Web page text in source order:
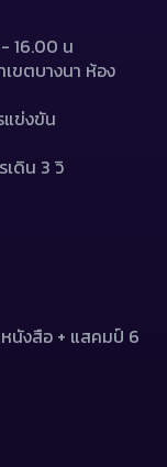
16.00 น
ขตบางนา ห้อง
แข่งขัน
เดิน 3 วิ
นังสือ + แสคมป์ 6